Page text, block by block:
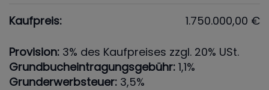
Kaufpreis: 1.750.000,00 €
Provision: 3% des Kaufpreises zzgl. 20% USt.
Grundbucheintragungsgebühr: 1,1%
Grunderwerbsteuer: 3,5%